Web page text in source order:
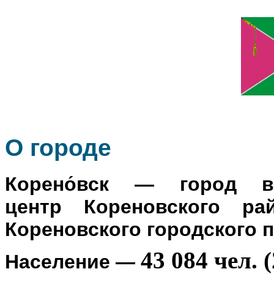
О городе
Корено́вск — город в
центр Кореновского
Кореновского городского
Население — 43 084 чел.